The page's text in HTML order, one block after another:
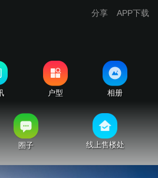
分享 APP下载
户型 相册
圈子 线上售楼处